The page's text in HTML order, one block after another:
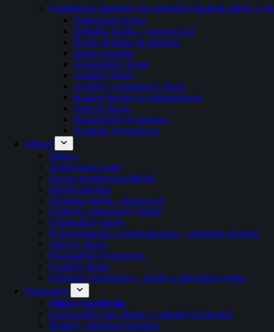
Vzdelávacie štandardy pre jednotlivé študijné odbory v
Animovaná tvorba
Digitálna maľba – Koncept Art
Dizajn digitálnych aplikácií
Dizajn exteriéru
Fotografický dizajn
Grafický dizajn
Grafický a priestorový dizajn
Konzervátorstvo a reštaurátorstvo
Odevný dizajn
Propagačné výtvarníctvo
Scénické výtvarníctvo
Odbory
Odbory
Animovaná tvorba
Dizajn digitálnych aplikácií
Dizajn exteriéru
Digitálna maľba – koncept art
Grafický a priestorový dizajn
Fotografický dizajn
Konzervátorstvo a reštaurátorstvo – maliarske techniky
Odevný dizajn
Propagačné výtvarníctvo
Grafický dizajn
Scénické výtvarníctvo – maľba a dekoračná tvorba
Dokumenty
Odpis vysvedčenia
Ospravedlňovanie žiakov v základných školách
Školský vzdelávací program